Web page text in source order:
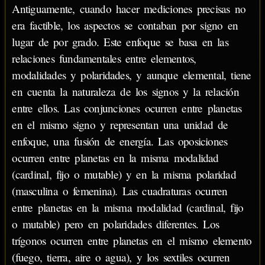
Antiguamente, cuando hacer mediciones precisas no
era factible, los aspectos se contaban por signo en
lugar de por grado. Este enfoque se basa en las
relaciones fundamentales entre elementos,
modalidades y polaridades, y aunque elemental, tiene
en cuenta la naturaleza de los signos y la relación
entre ellos. Las conjunciones ocurren entre planetas
en el mismo signo y representan una unidad de
enfoque, una fusión de energía. Las oposiciones
ocurren entre planetas en la misma modalidad
(cardinal, fijo o mutable) y en la misma polaridad
(masculina o femenina). Las cuadraturas ocurren
entre planetas en la misma modalidad (cardinal, fijo
o mutable) pero en polaridades diferentes. Los
trígonos ocurren entre planetas en el mismo elemento
(fuego, tierra, aire o agua), y los sextiles ocurren